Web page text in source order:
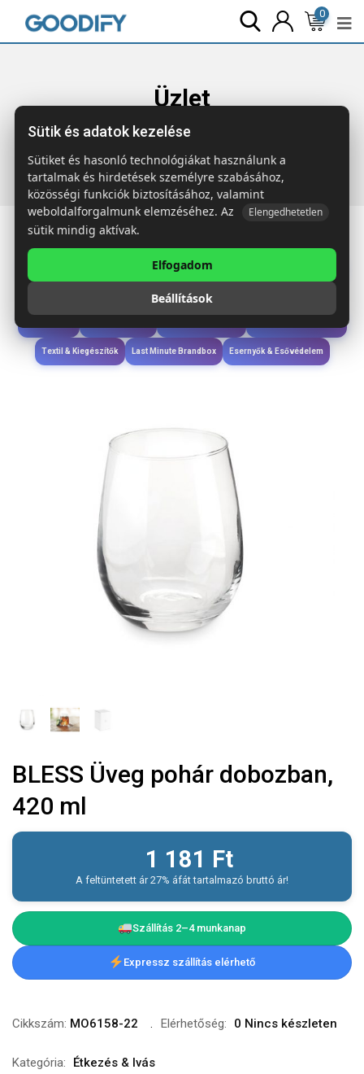
0
Üzlet
Főoldal Termékek Étkezés & Ivás
dobozban, 420 ml
Étkezés & Ivás
Wellness & Ápolás
Textil & Kiegészítők Last Minute Brandbox Esernyők & Esővédelem
BLESS Üveg pohár dobozban,
420 ml
1 181 Ft
A feltüntetett ár 27% áfát tartalmazó bruttó ár!
Szállítás 2–4 munkanap
Expressz szállítás elérhető
Cikkszám: MO6158-22 Elérhetőség: 0 Nincs készleten
Kategória: Étkezés & Ivás
Sütik és adatok kezelése
Sütiket és hasonló technológiákat használunk a
tartalmak és hirdetések személyre szabásához,
közösségi funkciók biztosításához, valamint
weboldalforgalmunk elemzéséhez. Az
Elengedhetetlen
sütik mindig aktívak.
Elfogadom
Beállítások